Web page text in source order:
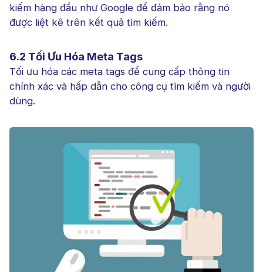
kiếm hàng đầu như Google để đảm bảo rằng nó
được liệt kê trên kết quả tìm kiếm.
6.2 Tối Ưu Hóa Meta Tags
Tối ưu hóa các meta tags để cung cấp thông tin
chính xác và hấp dẫn cho công cụ tìm kiếm và người
dùng.